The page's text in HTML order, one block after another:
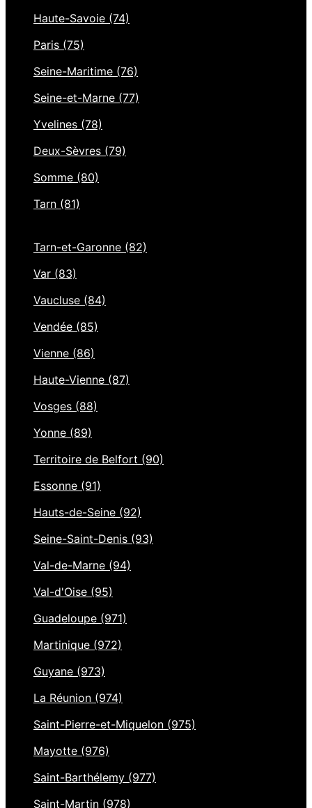
Haute-Savoie (74)
Paris (75)
Seine-Maritime (76)
Seine-et-Marne (77)
Yvelines (78)
Deux-Sèvres (79)
Somme (80)
Tarn (81)
Tarn-et-Garonne (82)
Var (83)
Vaucluse (84)
Vendée (85)
Vienne (86)
Haute-Vienne (87)
Vosges (88)
Yonne (89)
Territoire de Belfort (90)
Essonne (91)
Hauts-de-Seine (92)
Seine-Saint-Denis (93)
Val-de-Marne (94)
Val-d'Oise (95)
Guadeloupe (971)
Martinique (972)
Guyane (973)
La Réunion (974)
Saint-Pierre-et-Miquelon (975)
Mayotte (976)
Saint-Barthélemy (977)
Saint-Martin (978)